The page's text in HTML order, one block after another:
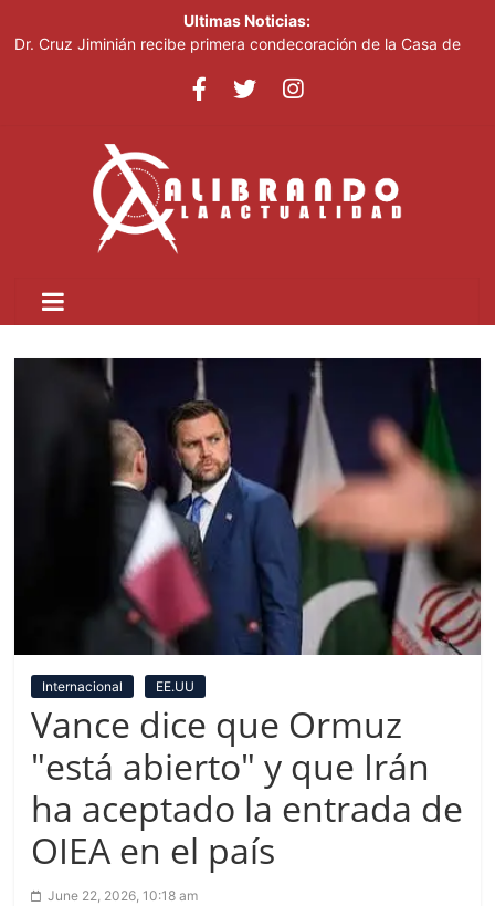
Ultimas Noticias:
Dr. Cruz Jiminián recibe primera condecoración de la Casa de
El mundo del fútbol despide a Jorge Messi, padre del astro
Johnny Pujols: "Hay decenas de miles de ciudadanos que
quieren inscribirse en el PLD"
César Fernández acusa al Gobierno de presentar logros que no
reflejan la realidad económica
Internacional EE.UU
Vance dice que Ormuz
"está abierto" y que Irán
ha aceptado la entrada de
OIEA en el país
June 22, 2026, 10:18 am